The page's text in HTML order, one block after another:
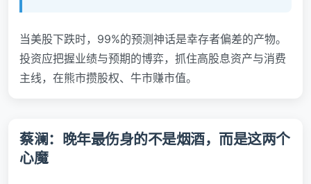
当美股下跌时，99%的预测神话是幸存者偏差的产物。
投资应把握业绩与预期的博弈，抓住高股息资产与消费
主线，在熊市攒股权、牛市赚市值。
蔡澜：晚年最伤身的不是烟酒，而是这两个
心魔